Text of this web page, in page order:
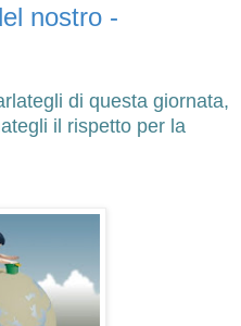
nostro -
di questa giornata,
il rispetto per la